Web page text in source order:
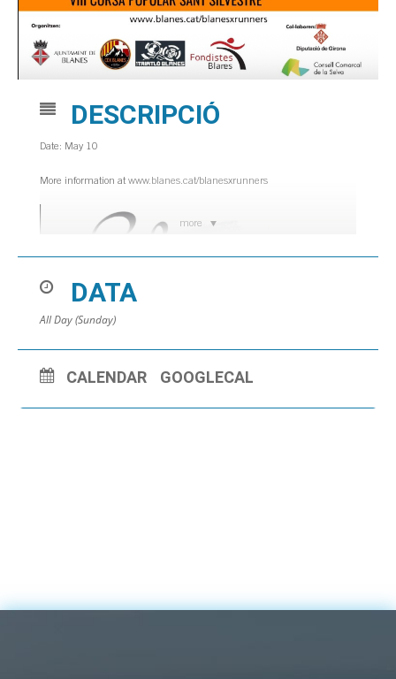
more
DESCRIPCIÓ
Date: May 10
More information at www.blanes.cat/blanesxrunners
DATA
All Day (Sunday)
CALENDAR GOOGLECAL